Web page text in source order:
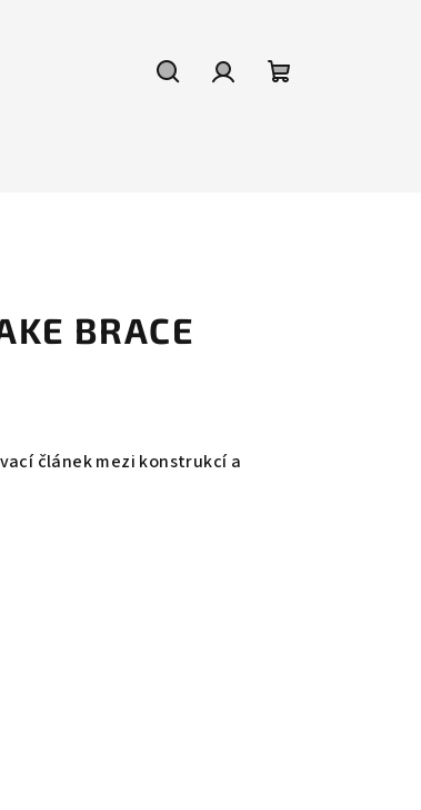
BRACE
článek mezi konstrukcí a